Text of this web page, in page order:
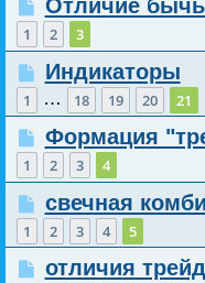
Отличие
1 2 3
Индикаторы
1 … 18 19 20 21
Формация
1 2 3 4
свечная
1 2 3 4 5
отличия